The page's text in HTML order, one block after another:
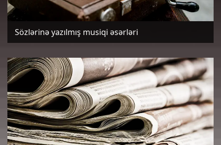
Sözlərinə yazılmış musiqi əsərləri